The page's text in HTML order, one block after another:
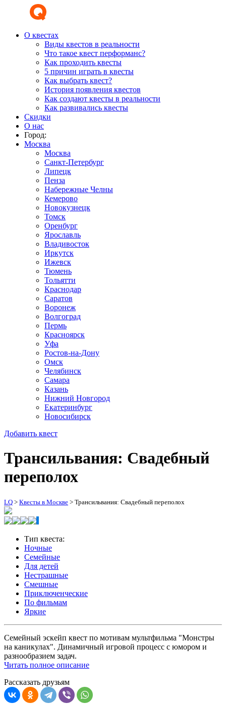
О квестах
Виды квестов в реальности
Что такое квест перформанс?
Как проходить квесты
5 причин играть в квесты
Как выбрать квест?
История появления квестов
Как создают квесты в реальности
Как развивались квесты
Скидки
О нас
Город:
Москва
Москва
Санкт-Петербург
Липецк
Пенза
Набережные Челны
Кемерово
Новокузнецк
Томск
Оренбург
Ярославль
Владивосток
Иркутск
Ижевск
Тюмень
Тольятти
Краснодар
Саратов
Воронеж
Волгоград
Пермь
Красноярск
Уфа
Ростов-на-Дону
Омск
Челябинск
Самара
Казань
Нижний Новгород
Екатеринбург
Новосибирск
Добавить квест
Трансильвания: Свадебный
переполох
LQ > Квесты в Москве > Трансильвания: Свадебный переполох
Тип квеста:
Ночные
Семейные
Для детей
Нестрашные
Смешные
Приключенческие
По фильмам
Яркие
Семейный эскейп квест по мотивам мультфильма "Монстры
на каникулах". Динамичный игровой процесс с юмором и
разнообразием задач.
Читать полное описание
Рассказать друзьям